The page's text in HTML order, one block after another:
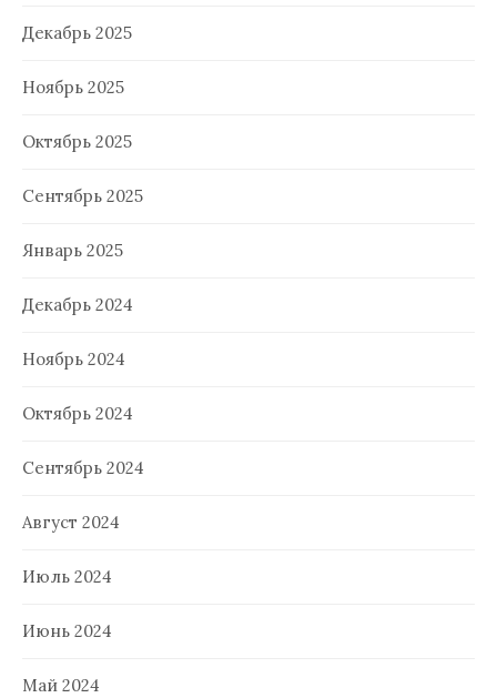
Декабрь 2025
Ноябрь 2025
Октябрь 2025
Сентябрь 2025
Январь 2025
Декабрь 2024
Ноябрь 2024
Октябрь 2024
Сентябрь 2024
Август 2024
Июль 2024
Июнь 2024
Май 2024